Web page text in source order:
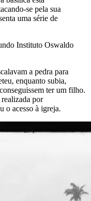
se pela sua
uma série de
Instituto Oswaldo
a pedra para
enquanto subia,
ter um filho.
por
o acesso à igreja.